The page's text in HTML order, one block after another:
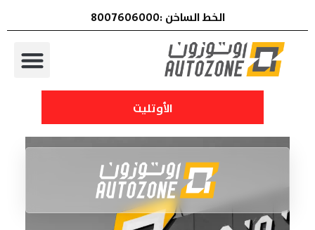
الخط الساخن :8007606000
الأوتليت